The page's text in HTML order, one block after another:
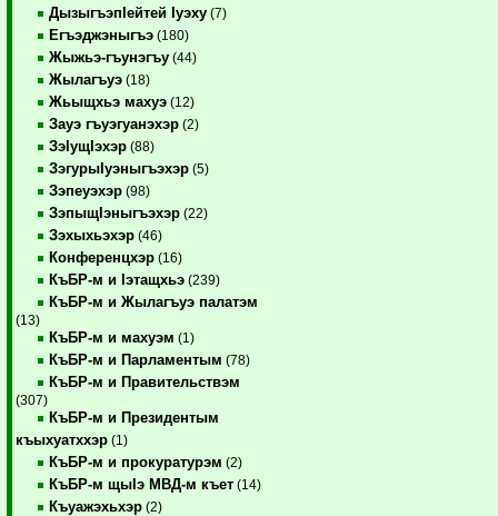
ДызыгъэпIейтей Iуэху (7)
Егъэджэныгъэ (180)
Жыжьэ-гъунэгъу (44)
Жылагъуэ (18)
Жьыщхьэ махуэ (12)
Зауэ гъуэгуанэхэр (2)
ЗэIущIэхэр (88)
ЗэгурыIуэныгъэхэр (5)
Зэпеуэхэр (98)
ЗэпыщIэныгъэхэр (22)
Зэхыхьэхэр (46)
Конференцхэр (16)
КъБР-м и Iэтащхьэ (239)
КъБР-м и Жылагъуэ палатэм
(13)
КъБР-м и махуэм (1)
КъБР-м и Парламентым (78)
КъБР-м и Правительствэм
(307)
КъБР-м и Президентым
къыхуатххэр (1)
КъБР-м и прокуратурэм (2)
КъБР-м щыIэ МВД-м къет (14)
Къуажэхьхэр (2)